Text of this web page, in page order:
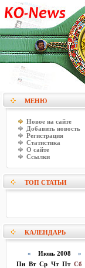
МЕНЮ
Новое на сайте
Добавить новость
Регистрация
Статистика
О сайте
Ссылки
ТОП СТАТЬИ
КАЛЕНДАРЬ
« Июнь 2008 »
Пн Вт Ср Чт Пт Сб